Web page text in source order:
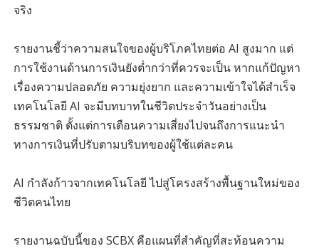
จริง
รายงานชี้ว่าความสนใจของผู้บริโภคไทยต่อ AI สูงมาก แต่
การใช้งานด้านการเงินยังต่ำกว่าที่ควรจะเป็น หากแก้ปัญหา
เรื่องความปลอดภัย ความยุ่งยาก และความเข้าใจได้สำเร็จ
เทคโนโลยี AI จะมีบทบาทในชีวิตประจำวันอย่างเป็น
ธรรมชาติ ตั้งแต่การเตือนความเสี่ยงไปจนถึงการแนะนำ
ทางการเงินที่ปรับตามบริบทของผู้ใช้แต่ละคน
AI กำลังก้าวจากเทคโนโลยี ไปสู่โครงสร้างพื้นฐานใหม่ของ
ชีวิตคนไทย
รายงานฉบับนี้ของ SCBX คือแผนที่สำคัญที่สะท้อนความ